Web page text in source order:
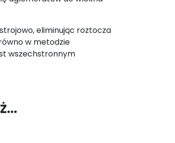
eliminując roztocza
w metodzie
wszechstronnym